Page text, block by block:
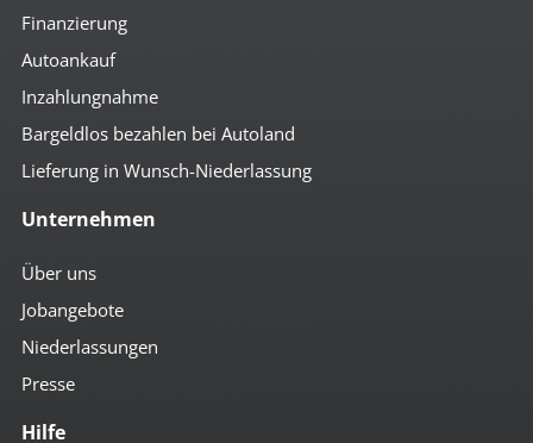
Finanzierung
Autoankauf
Inzahlungnahme
Bargeldlos bezahlen bei Autoland
Lieferung in Wunsch-Niederlassung
Unternehmen
Über uns
Jobangebote
Niederlassungen
Presse
Hilfe